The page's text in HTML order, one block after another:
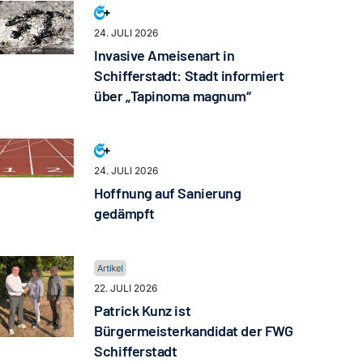
24. JULI 2026
Invasive Ameisenart in
Schifferstadt: Stadt informiert
über „Tapinoma magnum“
24. JULI 2026
Hoffnung auf Sanierung
gedämpft
22. JULI 2026
Patrick Kunz ist
Bürgermeisterkandidat der FWG
Schifferstadt